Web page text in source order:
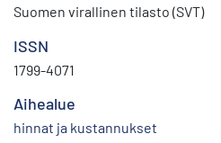
Suomen virallinen tilasto (SVT)
ISSN
1799-4071
Aihealue
hinnat ja kustannukset